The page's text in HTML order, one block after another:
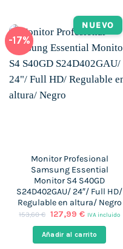
-17%
NUEVO
Monitor Profesional
Samsung Essential
Monitor S4 S40GD
S24D402GAU/ 24″/ Full HD/
Regulable en altura/ Negro
153,60€ El
original
era:
127,99 €El
actual
es:
IVA incluido
Añadir al carrito